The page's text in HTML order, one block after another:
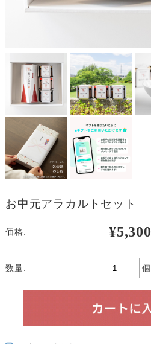
お中元アラカルトセット
価格: ¥5,300
数量: 個